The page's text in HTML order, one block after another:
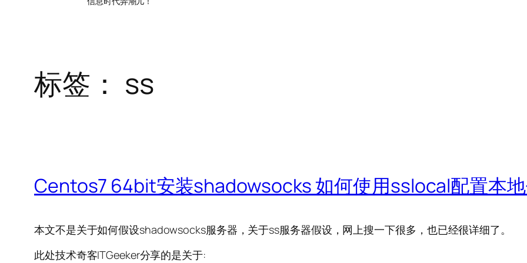
标签： ss
Centos7 64bit安装shadowsocks 如何使用sslocal配置本
本文不是关于如何假设shadowsocks服务器，关于ss服务器假设，网上搜一下很多，也已经很详细了。
此处技术奇客ITGeeker分享的是关于: